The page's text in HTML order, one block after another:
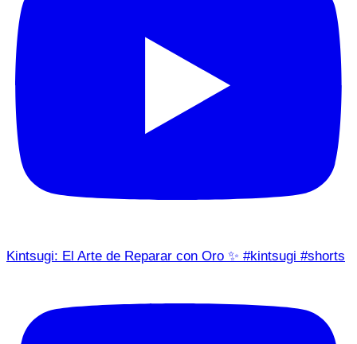
Kintsugi: El Arte de Reparar con Oro ✨ #kintsugi #shorts